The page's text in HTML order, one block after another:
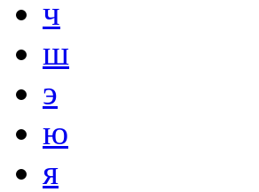
ч
ш
э
ю
я